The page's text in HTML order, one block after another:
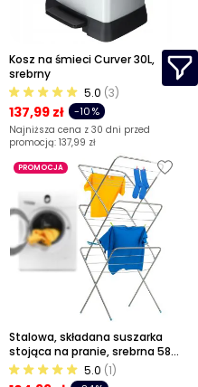
Kosz na śmieci Curver 30L,
srebrny
5.0 (3)
137,99 zł -10%
Najniższa cena z 30 dni przed
promocją: 137,99 zł
PROMOCJA
Stalowa, składana suszarka
stojąca na pranie, srebrna 58
cm
5.0 (1)